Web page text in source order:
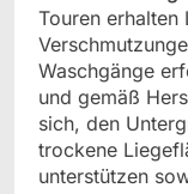
Touren erhalten
Waschgänge
und gemäß
sich, den
trockene
unterstützen